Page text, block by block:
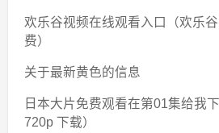
欢乐谷视频在线观看入口（欢乐
费）
关于最新黄色的信息
日本大片免费观看在第01集给我
720p 下载）